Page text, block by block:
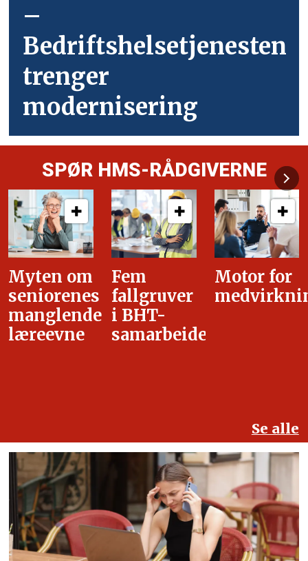
–
Bedriftshelsetjenesten
trenger
modernisering
SPØR HMS-RÅDGIVERNE
Fem
fallgruver
i BHT-
samarbeidet
Motor for
medvirkning
i
Se alle